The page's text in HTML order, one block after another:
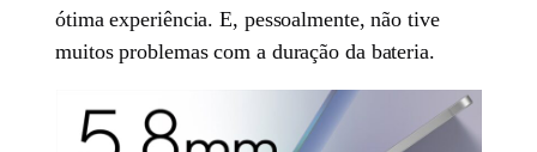
ótima experiência. E, pessoalmente, não tive
muitos problemas com a duração da bateria.